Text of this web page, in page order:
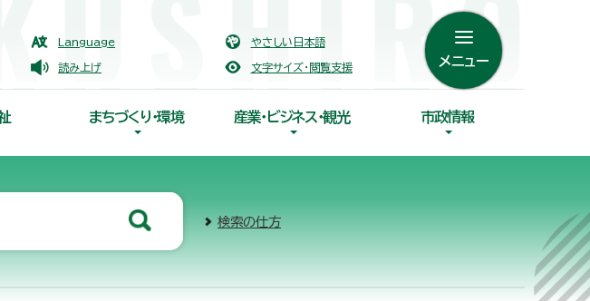
Language やさしい日本語
読み上げ 文字サイズ・閲覧支援 メニュー
まちづくり・環境 産業・ビジネス・観光 市政情報
検索の仕方